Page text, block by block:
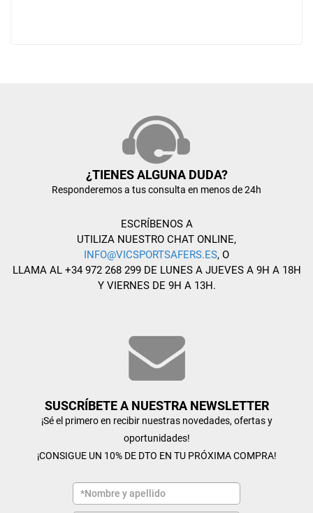
¿TIENES ALGUNA DUDA?
Responderemos a tus consulta en menos de 24h
ESCRÍBENOS A
UTILIZA NUESTRO CHAT ONLINE,
INFO@VICSPORTSAFERS.ES, O
LLAMA AL +34 972 268 299 DE LUNES A JUEVES A 9H A 18H
Y VIERNES DE 9H A 13H.
SUSCRÍBETE A NUESTRA NEWSLETTER
¡Sé el primero en recibir nuestras novedades, ofertas y
oportunidades!
¡CONSIGUE UN 10% DE DTO EN TU PRÓXIMA COMPRA!